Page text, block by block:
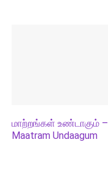
மாற்றங்கள் உண்டாகும் –
Maatram Undaagum